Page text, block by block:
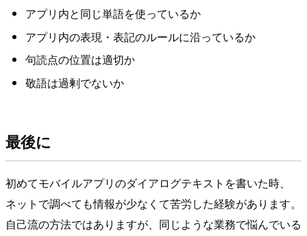
アプリ内と同じ単語を使っているか
アプリ内の表現・表記のルールに沿っているか
句読点の位置は適切か
敬語は過剰でないか
最後に
初めてモバイルアプリのダイアログテキストを書いた時、
ネットで調べても情報が少なくて苦労した経験があります。
自己流の方法ではありますが、同じような業務で悩んでいる